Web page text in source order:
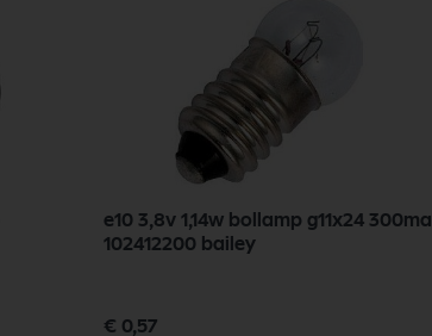
e10 3,8v 1,14w bollamp g11x24 300ma
102412200 bailey
€ 0,57